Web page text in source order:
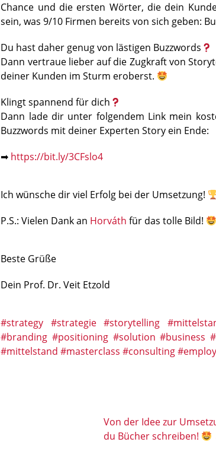
Chance und die ersten Wörter, die dein
sein, was 9/10 Firmen bereits von sich geben:
Du hast daher genug von lästigen Buzzwords
Dann vertraue lieber auf die Zugkraft von
deiner Kunden im Sturm eroberst.
Klingt spannend für dich
Dann lade dir unter folgendem Link mein
Buzzwords mit deiner Experten Story ein Ende:
➡ https://bit.ly/3CFslo4
Ich wünsche dir viel Erfolg bei der Umsetzung!
P.S.: Vielen Dank an Horváth für das tolle Bild!
Beste Grüße
Dein Prof. Dr. Veit Etzold
#strategy #strategie #storytelling
#branding #positioning #solution #business
#mittelstand #masterclass #consulting
Von der Idee zur
du Bücher schreiben!